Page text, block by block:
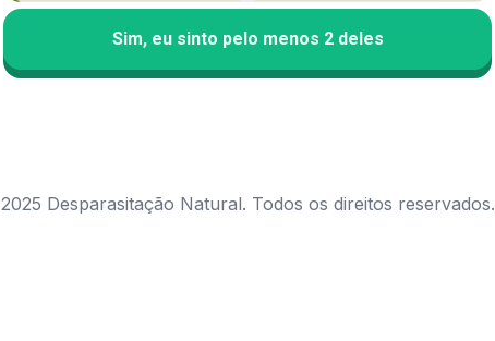
Sim, eu sinto pelo menos 2 deles
2025 Desparasitação Natural. Todos os direitos reservados.